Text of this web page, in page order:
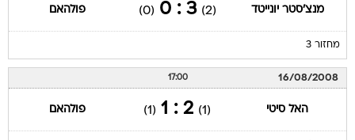
מנצ'סטר יונייטד (2)
3 : 0
(0) פולהאם
מחזור 3
16/08/2008
17:00
האל סיטי (1)
2 : 1
(1) פולהאם